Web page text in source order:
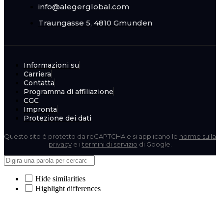
info@alegerglobal.com
Traungasse 5, 4810 Gmunden
Informazioni su
Carriera
Contatta
Programma di affiliazione
CGC
Impronta
Protezione dei dati
Questo sito è protetto da reCAPTCHA e si applicano le norme sulla
privacye i termini di servizio di Google.
Hide similarities
Highlight differences